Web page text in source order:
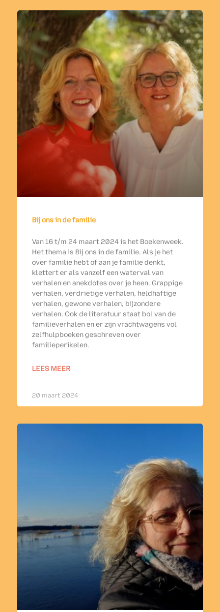
Bij ons in de familie
Van 16 t/m 24 maart 2024 is het Boekenweek.
Het thema is Bij ons in de familie. Als je het
over familie hebt of aan je familie denkt,
klettert er als vanzelf een waterval van
verhalen en anekdotes over je heen. Grappige
verhalen, verdrietige verhalen, heldhaftige
verhalen, gewone verhalen, bijzondere
verhalen. Ook de literatuur staat bol van de
familieverhalen en er zijn vrachtwagens vol
zelfhulpboeken geschreven over
familieperikelen.
LEES MEER
20 maart 2024